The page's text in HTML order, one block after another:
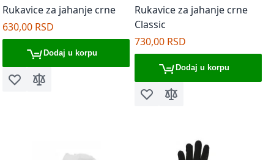
Rukavice za jahanje crne
630,00 RSD
Dodaj u korpu
Dodaj u listu želja
Dodaj za poređenje
Rukavice za jahanje crne
Classic
730,00 RSD
Dodaj u korpu
Dodaj u listu želja
Dodaj za poređenje